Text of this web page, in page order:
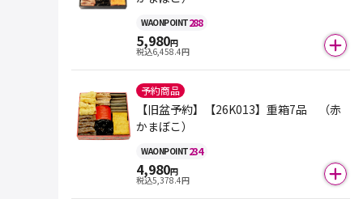
WAONPOINT288
5,980円
税込6,458.4円
予約商品
【旧盆予約】【26K013】重箱7品 （赤
かまぼこ）
WAONPOINT234
4,980円
税込5,378.4円